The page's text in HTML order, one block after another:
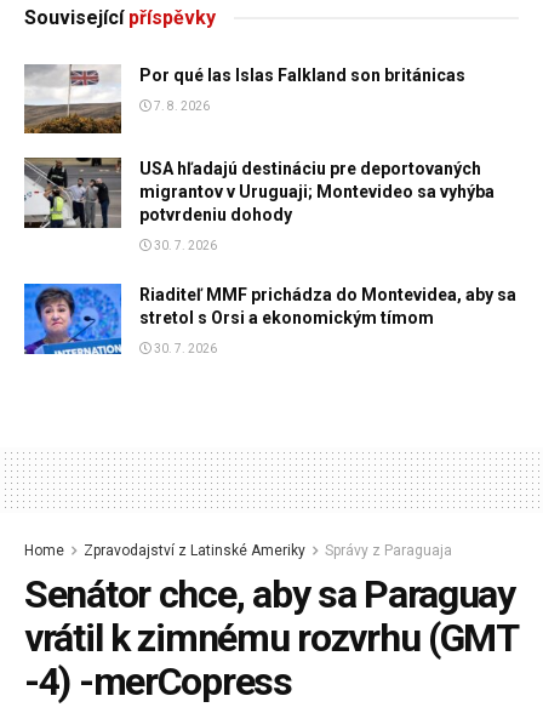
Souvisejícípříspěvky
Por qué las Islas Falkland son británicas
7. 8. 2026
USA hľadajú destináciu pre deportovaných
migrantov v Uruguaji; Montevideo sa vyhýba
potvrdeniu dohody
30. 7. 2026
Riaditeľ MMF prichádza do Montevidea, aby sa
stretol s Orsi a ekonomickým tímom
30. 7. 2026
Home Zpravodajství z Latinské Ameriky Správy z Paraguaja
Senátor chce, aby sa Paraguay
vrátil k zimnému rozvrhu (GMT
-4) -merCopress